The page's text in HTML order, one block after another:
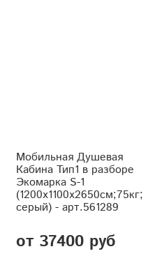
Мобильная Душевая
Кабина Тип1 в разборе
Экомарка S-1
(1200x1100x2650см;75кг;
серый) - арт.561289
от 37400 руб